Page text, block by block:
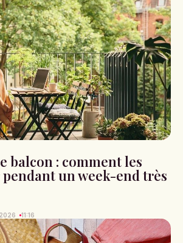
balcon : comment les
un week-end très
11:16